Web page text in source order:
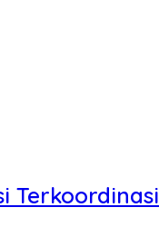
Terkoordinasi